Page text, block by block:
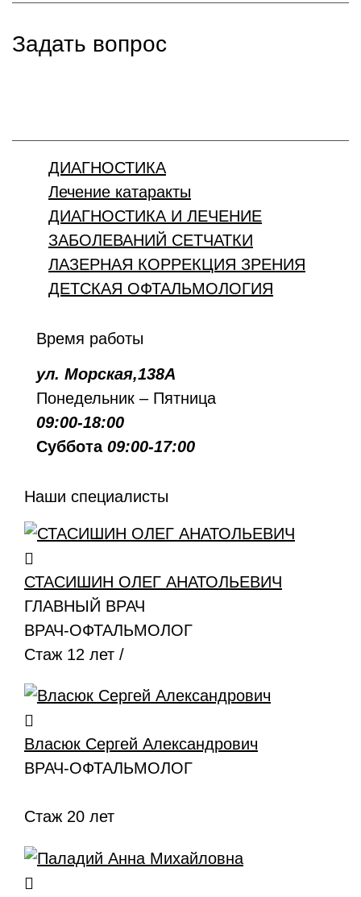
Задать вопрос
ДИАГНОСТИКА
Лечение катаракты
ДИАГНОСТИКА И ЛЕЧЕНИЕ
ЗАБОЛЕВАНИЙ СЕТЧАТКИ
ЛАЗЕРНАЯ КОРРЕКЦИЯ ЗРЕНИЯ
ДЕТСКАЯ ОФТАЛЬМОЛОГИЯ
Время работы
ул. Морская,138А
Понедельник – Пятница
09:00-18:00
Суббота 09:00-17:00
Наши специалисты
СТАСИШИН ОЛЕГ АНАТОЛЬЕВИЧ
ГЛАВНЫЙ ВРАЧ
ВРАЧ-ОФТАЛЬМОЛОГ
Стаж 12 лет /
Власюк Сергей Александрович
ВРАЧ-ОФТАЛЬМОЛОГ
Стаж 20 лет